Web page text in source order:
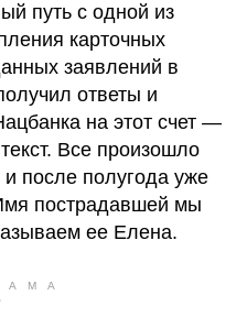
путь с одной из
карточных
заявлений в
ответы и
на этот счет —
Все произошло
после полугода уже
пострадавшей мы
ее Елена.